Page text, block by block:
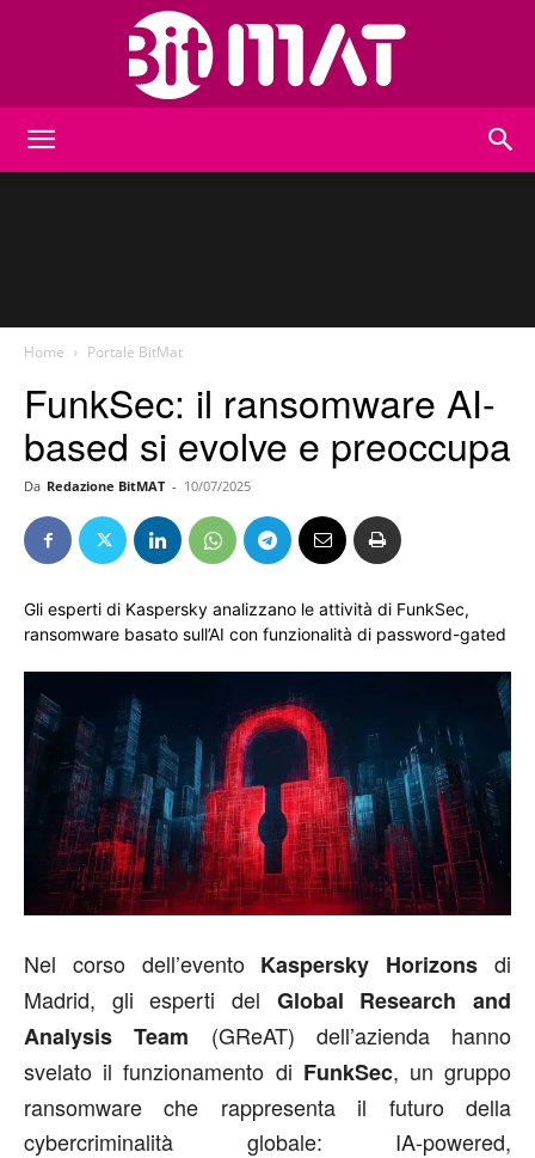
Home Portale BitMat
FunkSec: il ransomware AI-
based si evolve e preoccupa
Da Redazione BitMAT - 10/07/2025
Gli esperti di Kaspersky analizzano le attività di FunkSec,
ransomware basato sull’AI con funzionalità di password-gated
Nel corso dell’evento Kaspersky Horizons di
Madrid, gli esperti del Global Research and
Analysis Team (GReAT) dell’azienda hanno
svelato il funzionamento di FunkSec, un gruppo
ransomware che rappresenta il futuro della
cybercriminalità globale: IA-powered,